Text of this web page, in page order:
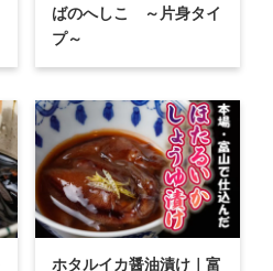
ばのへしこ ～片身タイ
プ～
ホタルイカ醤油漬け｜富